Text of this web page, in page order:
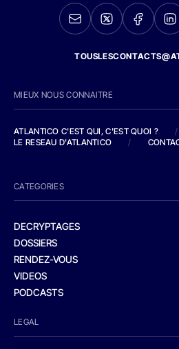
MIEUX NOUS CONNAITRE
ATLANTICO C'EST QUI, C'EST QUOI ?
/
LE RESEAU D'ATLANTICO
/
CATEGORIES
DECRYPTAGES
DOSSIERS
RENDEZ-VOUS
VIDEOS
PODCASTS
LEGAL